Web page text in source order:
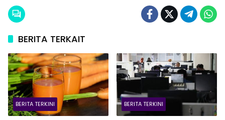
BERITA TERKAIT
BERITA TERKINI BERITA TERKINI